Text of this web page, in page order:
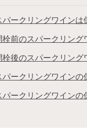
パークリングワインは
栓前のスパークリン
栓後のスパークリン
パークリングワインの
パークリングワインの